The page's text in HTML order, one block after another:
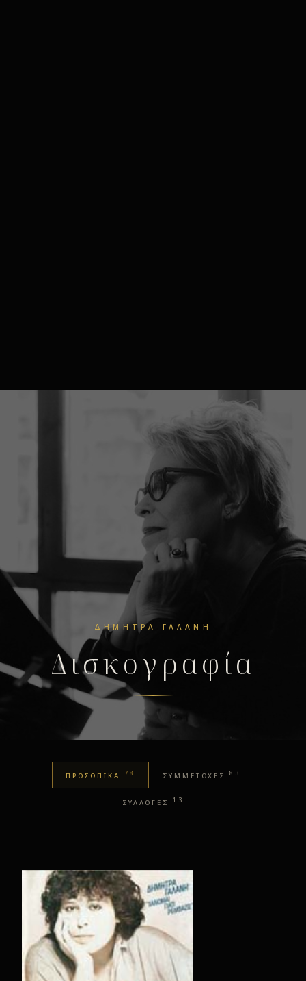
ΔΉΜΗΤΡΑ ΓΑΛΆΝΗ
Δισκογραφία
ΠΡΟΣΩΠΙΚΑ 78 ΣΥΜΜΕΤΟΧΕΣ 83
ΣΥΛΛΟΓΕΣ 13